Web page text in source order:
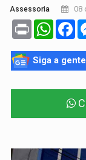
Assessoria 08
Print
Siga a